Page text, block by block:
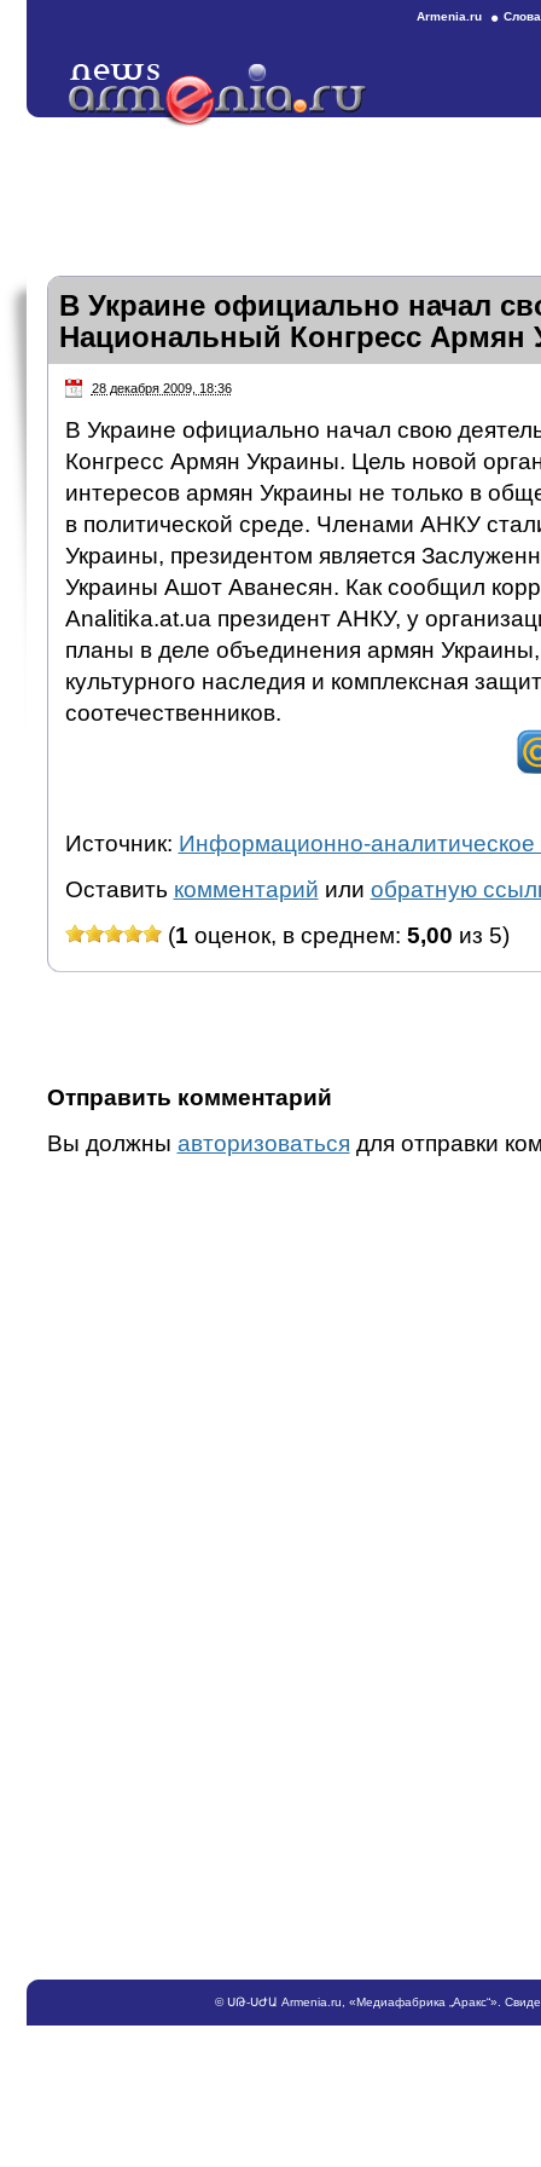
Armenia.ru
В Украине официально начал
Национальный Конгресс Армян
28 декабря 2009, 18:36
В Украине официально начал свою
Конгресс Армян Украины. Цель новой
интересов армян Украины не только в
в политической среде. Членами АНКУ
Украины, президентом является
Украины Ашот Аванесян. Как сообщил
Analitika.at.ua президент АНКУ, у
планы в деле объединения армян
культурного наследия и комплексная
соотечественников.
Источник: Информационно-аналитическое
Оставить комментарий или обратную
(1 оценок, в среднем: 5,00 из 5)
Отправить комментарий
Вы должны авторизоваться для отправки
©ՍԹ-ՍԺԱ Armenia.ru , «Медиафабрика „Аракс“».